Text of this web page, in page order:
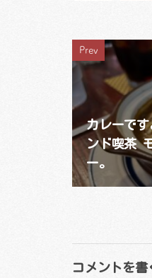
Prev
カレーで
ンド喫茶
ー。
コメントを書